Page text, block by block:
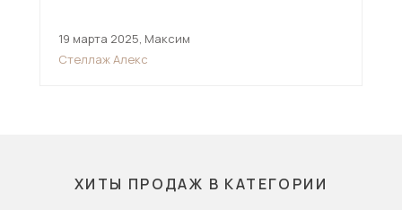
19 марта 2025, Максим
Стеллаж Алекс
ХИТЫ ПРОДАЖ В КАТЕГОРИИ